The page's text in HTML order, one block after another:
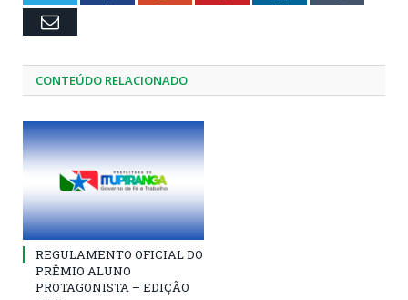
Email
CONTEÚDO RELACIONADO
REGULAMENTO OFICIAL DO
PRÊMIO ALUNO
PROTAGONISTA – EDIÇÃO